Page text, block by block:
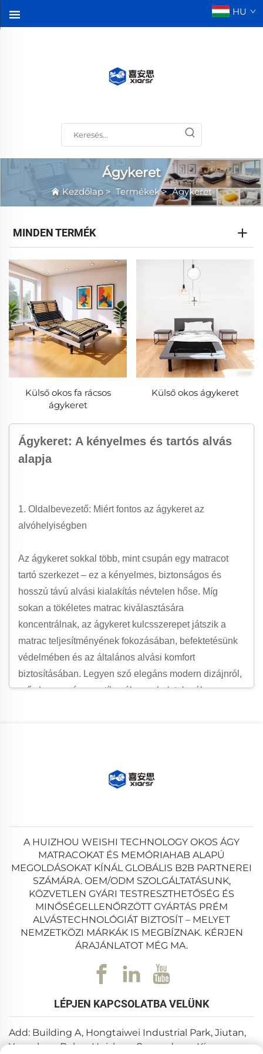
HU
Ágykeret
Kezdőlap> Termékek>Ágykeret
MINDEN TERMÉK
Külső okos fa rácsos
ágykeret
Külső okos ágykeret
Ágykeret: A kényelmes és tartós alvás
alapja
1. Oldalbevezető: Miért fontos az ágykeret az
alvóhelyiségben
Az ágykeret sokkal több, mint csupán egy matracot
tartó szerkezet – ez a kényelmes, biztonságos és
hosszú távú alvási kialakítás névtelen hőse. Míg
sokan a tökéletes matrac kiválasztására
koncentrálnak, az ágykeret kulcsszerepet játszik a
matrac teljesítményének fokozásában, befektetésünk
védelmében és az általános alvási komfort
biztosításában. Legyen szó elegáns modern dizájnról,
erős hagyományos stílusról vagy helytakarékos
támogatáson túlmutat. Emellett az ágykeret felemeli a
matracot a padlóról, megakadályozva a nedvesség
élettartamát, és romolhat a alvási higiénia. Egy jól
tervezett ágykeret emellett egyenletesen elosztja a
matrac és az alvók súlyát, csökkentve a nyomást a
matrac adott területein, és hosszú távon megőrzi
annak alakját és támogató tulajdonságait. Például egy
besüllyedt ágykeret miatt a matrac középen lehajolhat,
ami rossz gerincigazításhoz és alvás közbeni
ágykeret laposan és stabilan tartja a matracot, így
biztosítva, hogy kihasználhassa a matrac komfort- és
támogató funkcióit.
Az ágykeretek széles választékban érhetők el
különböző típusokban, anyagokban és dizájnokban,
A HUIZHOU WEISHI TECHNOLOGY OKOS ÁGY
MATRACOKAT ÉS MEMÓRIAHAB ALAPÚ
MEGOLDÁSOKAT KÍNÁL GLOBÁLIS B2B PARTNEREI
SZÁMÁRA. OEM/ODM SZOLGÁLTATÁSUNK,
KÖZVETLEN GYÁRI TESTRESZTHETŐSÉG ÉS
MINŐSÉGELLENŐRZÖTT GYÁRTÁS PRÉM
ALVÁSTECHNOLÓGIÁT BIZTOSÍT – MELYET
NEMZETKÖZI MÁRKÁK IS MEGBÍZNAK. KÉRJEN
ÁRAJÁNLATOT MÉG MA.
LÉPJEN KAPCSOLATBA VELÜNK
Add: Building A, Hongtaiwei Industrial Park, Jiutan,
Yuanzhou, Boluo, Huizhou, Guangdong, Kína